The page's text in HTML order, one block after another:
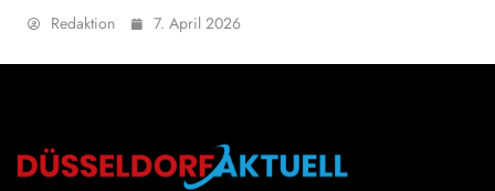
Redaktion 7. April 2026